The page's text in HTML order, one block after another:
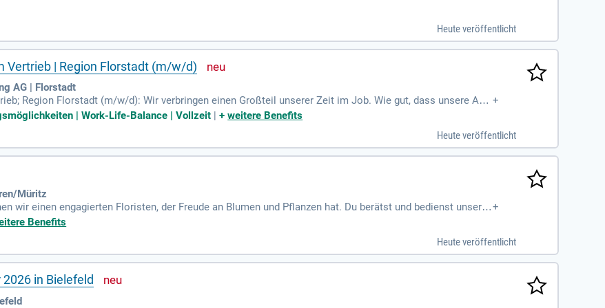
Nach einer Einarbeitung übernimmst du eigenverantwortlich spannende Aufgaben. Voraussetzung: Aus
Heute veröffentlicht
Vertrieb | Region Florstadt (m/w/d)
AG | Florstadt
Region Florstadt (m/w/d): Wir verbringen einen Großteil unserer Zeit im Job. Wie gut, dass unsere Arb
ist, sondern vor allem sinnvoll. Für Menschen. Für morgen.
+
| Work-Life-Balance | Vollzeit |+weitere Benefits
Heute veröffentlicht
Müritz
wir einen engagierten Floristen, der Freude an Blumen und Pflanzen hat. Du berätst und bedienst unsere
während du das Blumen- und Pflanzensortiment ansprechend präsentierst. Deine Kreativität zeigt sic
ist wichtig, insbesondere im Schichtbetrieb und an Wochenenden. Gemeinsam setzen wir auf Kun
Ablauf in unserer Floristikabteilung.
+
Benefits
Heute veröffentlicht
in Bielefeld